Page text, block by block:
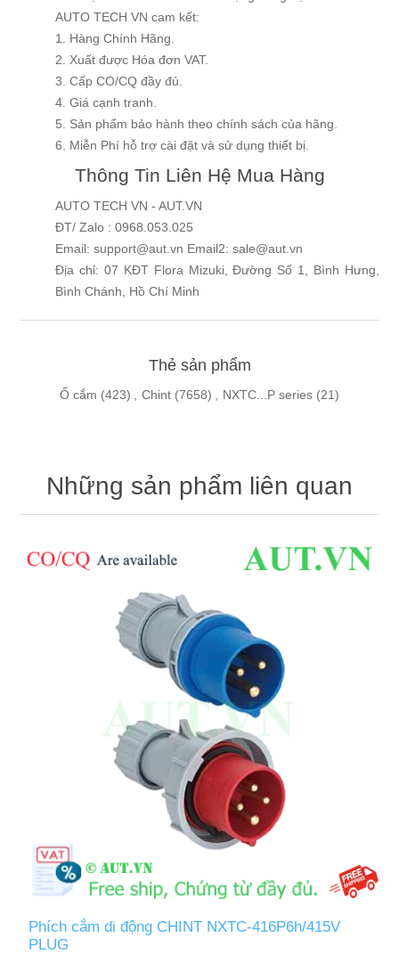
AUTO TECH VN cam kết:
1. Hàng Chính Hãng.
2. Xuất được Hóa đơn VAT.
3. Cấp CO/CQ đầy đủ.
4. Giá cạnh tranh.
5. Sản phẩm bảo hành theo chính sách của hãng.
6. Miễn Phí hỗ trợ cài đặt và sử dụng thiết bị.
Thông Tin Liên Hệ Mua Hàng
AUTO TECH VN - AUT.VN
ĐT/ Zalo : 0968.053.025
Email: support@aut.vn Email2: sale@aut.vn
Địa chỉ: 07 KĐT Flora Mizuki, Đường Số 1, Bình Hưng,
Bình Chánh, Hồ Chí Minh
Thẻ sản phẩm
Ổ cắm (423) Chint (7658) NXTC...P series (21)
Những sản phẩm liên quan
Phích cắm di động CHINT NXTC-416P6h/415V
PLUG